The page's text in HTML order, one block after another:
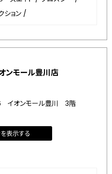
ション /
ンモール豊川店
イオンモール豊川 3階
表示する